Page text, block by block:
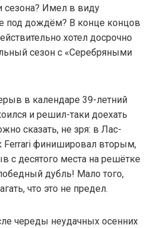
сезона? Имел в виду
под дождём? В конце концов
хотел досрочно
сезон с «Серебряными
в календаре 39-летний
и решил-таки доехать
сказать, не зря: в Лас-
Ferrari финишировал вторым,
с десятого места на решётке
дубль! Мало того,
что это не предел.
череды неудачных осенних